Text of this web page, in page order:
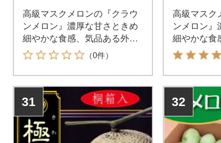
高級マスクメロンの『クラウ
ンメロン』濃厚な甘さときめ
細やかな食感、気品ある外観
をご堪能ください。
（0件）
高級マスク
ンメロン』
細やかな食
をご堪能く
31 32